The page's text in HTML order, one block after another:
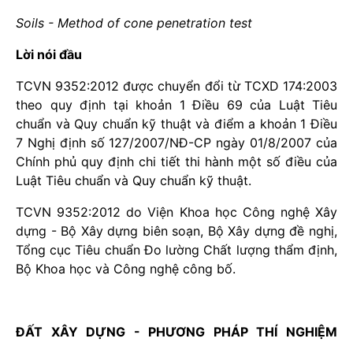
Soils - Method of cone penetration test
Lời nói đầu
TCVN 9352:2012 được chuyển đổi từ TCXD 174:2003
theo quy định tại khoản 1 Điều 69 của Luật Tiêu
chuẩn và Quy chuẩn kỹ thuật và điểm a khoản 1 Điều
7 Nghị định số 127/2007/NĐ-CP ngày 01/8/2007 của
Chính phủ quy định chi tiết thi hành một số điều của
Luật Tiêu chuẩn và Quy chuẩn kỹ thuật.
TCVN 9352:2012 do Viện Khoa học Công nghệ Xây
dựng - Bộ Xây dựng biên soạn, Bộ Xây dựng đề nghị,
Tổng cục Tiêu chuẩn Đo lường Chất lượng thẩm định,
Bộ Khoa học và Công nghệ công bố.
ĐẤT XÂY DỰNG - PHƯƠNG PHÁP THÍ NGHIỆM